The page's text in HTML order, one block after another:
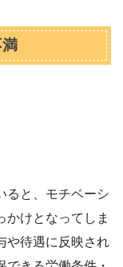
ると、モチベーシ
かけとなってしま
や待遇に反映され